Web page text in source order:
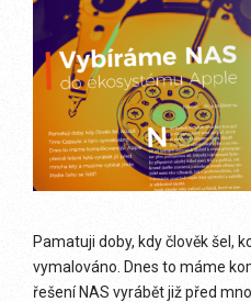
Pamatuji doby, kdy člověk šel,
vymalováno. Dnes to máme
řešení NAS vyrábět již před